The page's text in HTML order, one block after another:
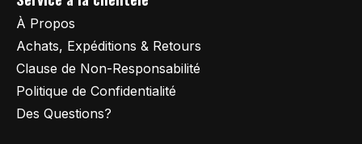
À Propos
Achats, Expéditions & Retours
Clause de Non-Responsabilité
Politique de Confidentialité
Des Questions?